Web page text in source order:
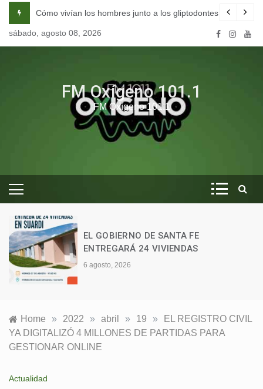
content
escuela de seducción en Córdoba.
Cómo vivían los hombres junto a los gliptodontes en nuestra
sábado, agosto 08, 2026
FM Oxígeno 101.1
FM Oxígeno 101.1
EL GOBIERNO DE SANTA FE
ENTREGARÁ 24 VIVIENDAS
6 agosto, 2026
Home » 2022 » abril » 19 »
EL REGISTRO CIVIL
YA DIGITALIZÓ 4 MILLONES DE PARTIDAS PARA
GESTIONAR ONLINE
Actualidad